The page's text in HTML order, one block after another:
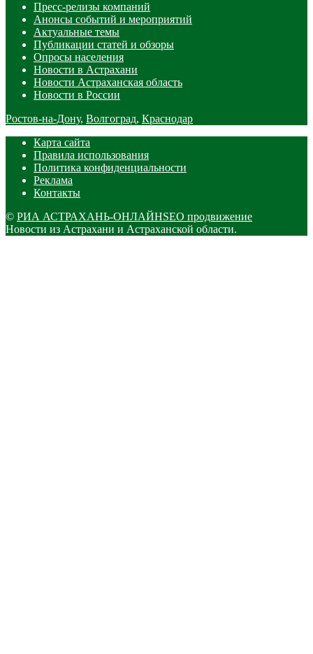
Пресс-релизы компаний
Анонсы событий и мероприятий
Актуальные темы
Публикации статей и обзоры
Опросы населения
Новости в Астрахани
Новости Астраханская область
Новости в России
Ростов-на-Дону, Волгоград, Краснодар
Карта сайта
Правила использования
Политика конфиденциальности
Реклама
Контакты
© РИА АСТРАХАНЬ-ОНЛАЙНSEO продвижение
Новости из Астрахани и Астраханской области.